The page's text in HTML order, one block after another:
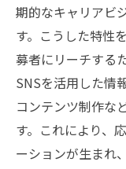
採用面
応募者
バイト
応募者
採用活動の
成功に導く
期的なキャリアビ
す。こうした特性
募者にリーチする
SNSを活用した情
コンテンツ制作な
す。これにより、
ーションが生まれ